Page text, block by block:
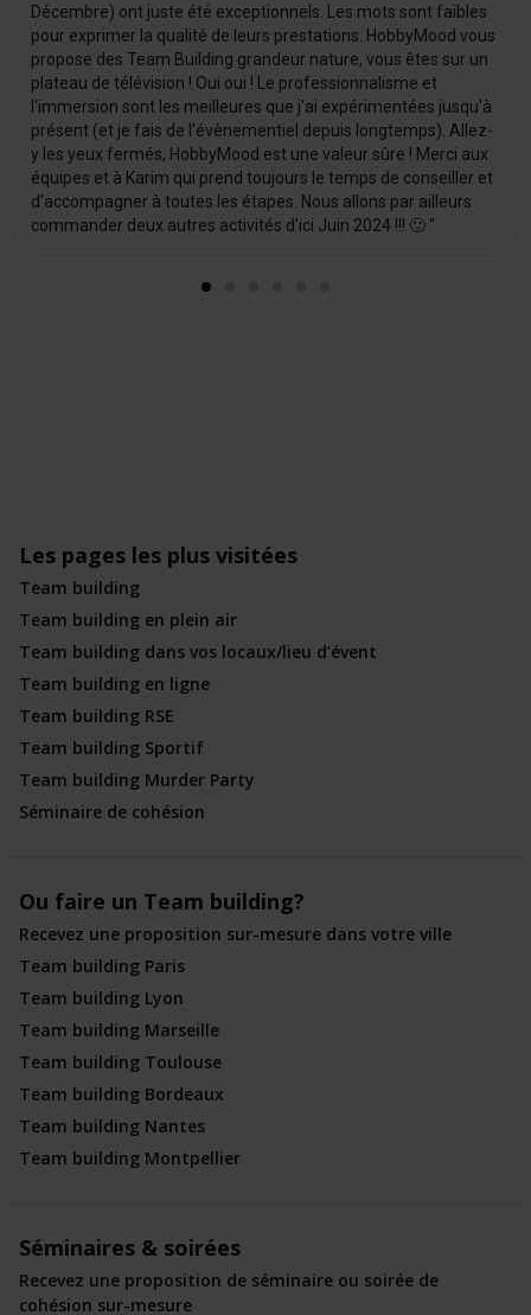
Décembre) ont juste été exceptionnels. Les mots sont faibles
pour exprimer la qualité de leurs prestations. HobbyMood vous
propose des Team Building grandeur nature, vous êtes sur un
plateau de télévision ! Oui oui ! Le professionnalisme et
l'immersion sont les meilleures que j'ai expérimentées jusqu'à
présent (et je fais de l'évènementiel depuis longtemps). Allez-
y les yeux fermés, HobbyMood est une valeur sûre ! Merci aux
équipes et à Karim qui prend toujours le temps de conseiller et
d'accompagner à toutes les étapes. Nous allons par ailleurs
commander deux autres activités d'ici Juin 2024 !!! 🙂 "
Les pages les plus visitées
Team building
Team building en plein air
Team building dans vos locaux/lieu d’évent
Team building en ligne
Team building RSE
Team building Sportif
Team building Murder Party
Séminaire de cohésion
Ou faire un Team building?
Recevez une proposition sur-mesure dans votre ville
Team building Paris
Team building Lyon
Team building Marseille
Team building Toulouse
Team building Bordeaux
Team building Nantes
Team building Montpellier
Séminaires & soirées
Recevez une proposition de séminaire ou soirée de
cohésion sur-mesure